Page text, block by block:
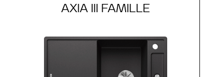
AXIA III FAMILLE